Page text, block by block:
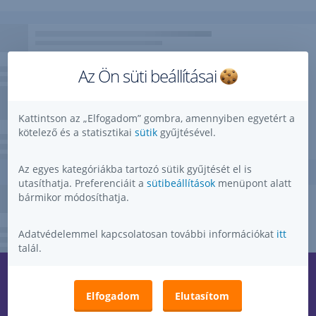
Kérdése, ötlete, kérése, észrevétele van?
Megnyitás
Az Ön süti beállításai
Kattintson az „Elfogadom” gombra, amennyiben egyetért a
kötelező és a statisztikai sütik gyűjtésével.
Az egyes kategóriákba tartozó sütik gyűjtését el is
utasíthatja. Preferenciáit a sütibeállítások menüpont alatt
bármikor módosíthatja.
Adatvédelemmel kapcsolatosan további információkat itt
talál.
Elfogadom Elutasítom